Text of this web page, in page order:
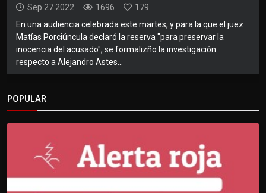
Sep 27 2022 1696
179
En una audiencia celebrada este martes, y para la que el juez
Matías Porciúncula declaró la reserva "para preservar la
inocencia del acusado", se formalizño la investigación
respecto a Alejandro Astes...
POPULAR